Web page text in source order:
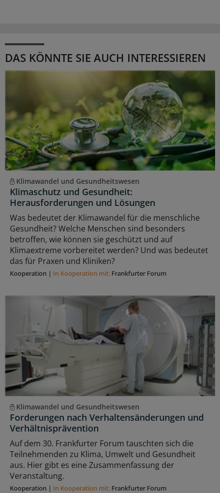
DAS KÖNNTE SIE AUCH INTERESSIEREN
Klimawandel und Gesundheitswesen
Klimaschutz und Gesundheit:
Herausforderungen und Lösungen
Was bedeutet der Klimawandel für die menschliche
Gesundheit? Welche Menschen sind besonders
betroffen, wie können sie geschützt und auf
Klimaextreme vorbereitet werden? Und was bedeutet
das für Praxen und Kliniken?
Kooperation | In Kooperation mit: Frankfurter Forum
Klimawandel und Gesundheitswesen
Forderungen nach Verhaltensänderungen und
Verhältnisprävention
Auf dem 30. Frankfurter Forum tauschten sich die
Teilnehmenden zu Klima, Umwelt und Gesundheit
aus. Hier gibt es eine Zusammenfassung der
Veranstaltung.
Kooperation | In Kooperation mit: Frankfurter Forum